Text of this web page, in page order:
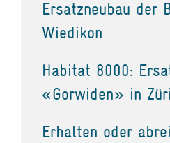
Ersatzneubau der
Wiedikon
Habitat 8000:
«Gorwiden» in
Erhalten oder